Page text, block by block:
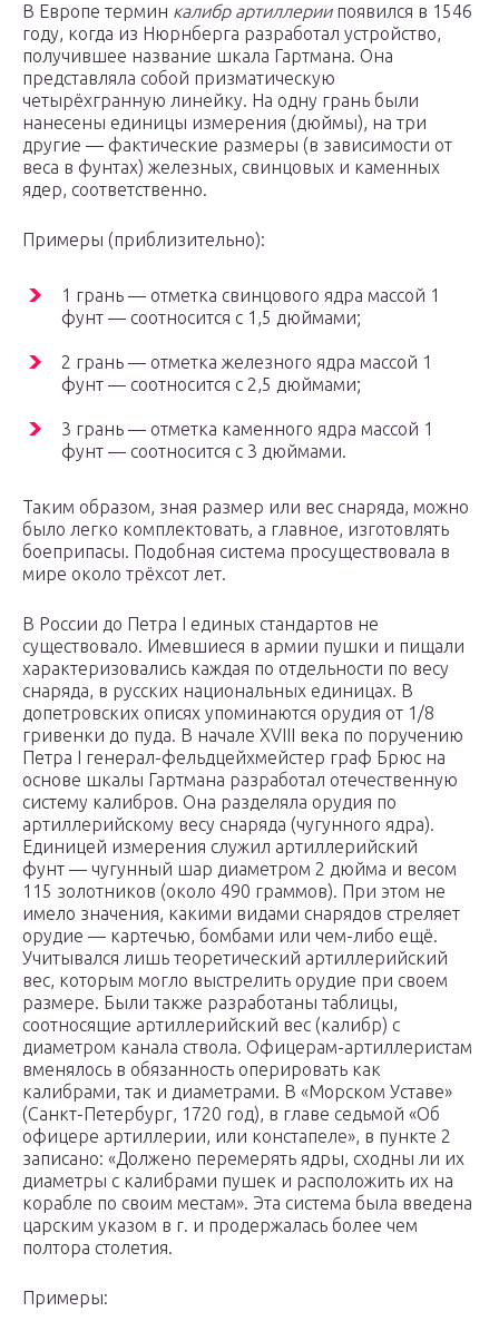
В Европе термин калибр артиллериипоявился в 1546
году, когда из Нюрнберга разработал устройство,
получившее название шкала Гартмана. Она
представляла собой призматическую
четырёхгранную линейку. На одну грань были
нанесены единицы измерения (дюймы), на три
другие — фактические размеры (в зависимости от
веса в фунтах) железных, свинцовых и каменных
ядер, соответственно.
Примеры (приблизительно):
1 грань — отметка свинцового ядра массой 1
фунт — соотносится с 1,5 дюймами;
2 грань — отметка железного ядра массой 1
фунт — соотносится с 2,5 дюймами;
3 грань — отметка каменного ядра массой 1
фунт — соотносится с 3 дюймами.
Таким образом, зная размер или вес снаряда, можно
было легко комплектовать, а главное, изготовлять
боеприпасы. Подобная система просуществовала в
мире около трёхсот лет.
В России до Петра I единых стандартов не
существовало. Имевшиеся в армии пушки и пищали
характеризовались каждая по отдельности по весу
снаряда, в русских национальных единицах. В
допетровских описях упоминаются орудия от 1/8
гривенки до пуда. В начале XVIII века по поручению
Петра I генерал-фельдцейхмейстер граф Брюс на
основе шкалы Гартмана разработал отечественную
систему калибров. Она разделяла орудия по
артиллерийскому весу снаряда (чугунного ядра).
Единицей измерения служил артиллерийский
фунт — чугунный шар диаметром 2 дюйма и весом
115 золотников (около 490 граммов). При этом не
имело значения, какими видами снарядов стреляет
орудие — картечью, бомбами или чем-либо ещё.
Учитывался лишь теоретический артиллерийский
вес, которым могло выстрелить орудие при своем
размере. Были также разработаны таблицы,
соотносящие артиллерийский вес (калибр) с
диаметром канала ствола. Офицерам-артиллеристам
вменялось в обязанность оперировать как
калибрами, так и диаметрами. В «Морском Уставе»
(Санкт-Петербург, 1720 год), в главе седьмой «Об
офицере артиллерии, или констапеле», в пункте 2
записано: «Должено перемерять ядры, сходны ли их
диаметры с калибрами пушек и расположить их на
корабле по своим местам». Эта система была введена
царским указом в г. и продержалась более чем
полтора столетия.
Примеры: